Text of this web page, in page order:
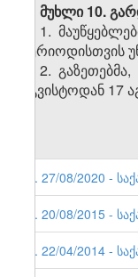
მუხლი 10.
1.
პერიოდისთვის
2.
აგვისტოდან
4. 27/08/2020 -
3. 20/08/2015 -
2. 22/04/2014 -